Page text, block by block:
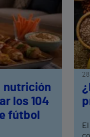
nutrición
los 104
fútbol